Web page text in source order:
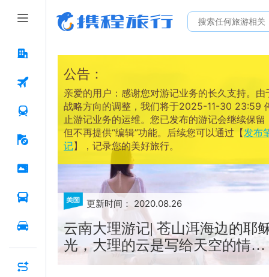
公告：
亲爱的用户：感谢您对游记业务的长久支持。由
战略方向的调整，我们将于2025-11-30 23:59
止游记业务的运维。您已发布的游记会继续保留
但不再提供“编辑”功能。后续您可以通过【发布
记】，记录您的美好旅行。
更新时间： 2020.08.26
云南大理游记| 苍山洱海边的耶
光，大理的云是写给天空的情
话。